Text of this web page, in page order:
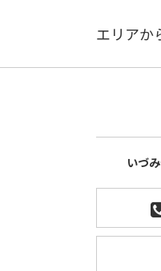
エリアか
いづ